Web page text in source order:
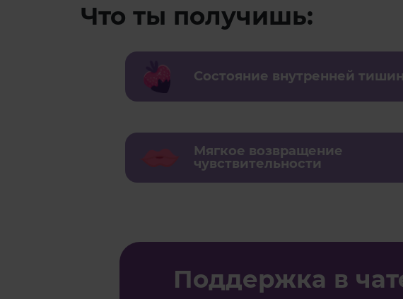
Что ты получишь:
Состояние внутренней
Мягкое возвращение
чувствительности
Поддержка в